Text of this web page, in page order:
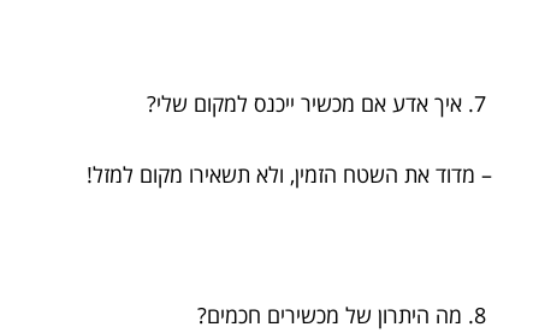
איך אדע אם מכשיר ייכנס למקום שלי?
– מדוד את השטח הזמין, ולא תשאירו מקום למזל!
מה היתרון של מכשירים חכמים?